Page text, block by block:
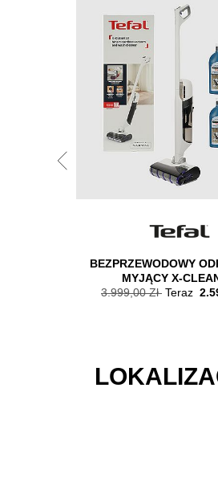
BEZPRZEWODOWY
MYJĄCY X-
3.999,00 Zł Teraz